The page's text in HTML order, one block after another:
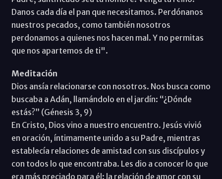
Danos cada día el pan que necesitamos. Perdónanos
nuestros pecados, como también nosotros
perdonamos a quienes nos hacen mal. Y no permitas
que nos apartemos de ti".
Meditación
Dios ansía relacionarse con nosotros. Nos busca como
buscaba a Adán, llamándolo en el jardín: “¿Dónde
estás?” (Génesis 3, 9)
En Cristo, Dios vino a nuestro encuentro. Jesús vivió
en oración, íntimamente unido a su Padre, mientras
establecía relaciones de amistad con sus discípulos y
con todos lo que encontraba. Les dio a conocer lo que
era más preciado para él: la relación de amor con su